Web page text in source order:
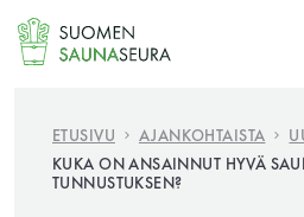
Siirry
sisältöön
Jokaisen kuun 1. lauantai on
ETUSIVU AJANKOHTAISTA
KUKA ON ANSAINNUT HYVÄ
TUNNUSTUKSEN?